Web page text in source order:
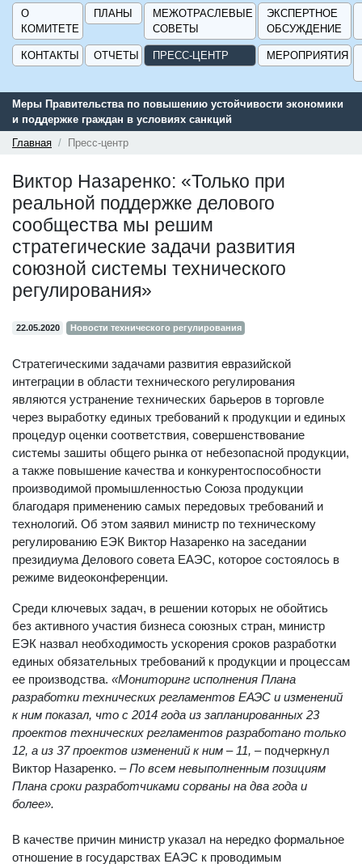
О
КОМИТЕТЕ
ПЛАНЫ
МЕЖОТРАСЛЕВЫЕ
СОВЕТЫ
ЭКСПЕРТНОЕ
ОБСУЖДЕНИЕ
КОНТАКТЫ ОТЧЕТЫ ПРЕСС-ЦЕНТР МЕРОПРИЯТИЯ
экономики Сервис поиска и подбора субсидий и мер
поддержки для предприятий - «Навигатор мер
ГИСП».
Главная Пресс-центр
Виктор Назаренко: «Только при
реальной поддержке делового
сообщества мы решим
стратегические задачи развития
союзной системы технического
регулирования»
22.05.2020 Новости технического регулирования
Стратегическими задачами развития евразийской
интеграции в области технического регулирования
являются устранение технических барьеров в торговле
через выработку единых требований к продукции и единых
процедур оценки соответствия, совершенствование
системы зашиты общего рынка от небезопасной продукции,
а также повышение качества и конкурентоспособности
производимой промышленностью Союза продукции
благодаря применению самых передовых требований и
технологий. Об этом заявил министр по техническому
регулированию ЕЭК Виктор Назаренко на заседании
президиума Делового совета ЕАЭС, которое состоялось в
режиме видеоконференции.
Среди ключевых задач, в решении которых не обойтись
без активного участия бизнеса союзных стран, министр
ЕЭК назвал необходимость ускорения сроков разработки
единых обязательных требований к продукции и процессам
ее производства. «Мониторинг исполнения Плана
разработки технических регламентов ЕАЭС и изменений
к ним показал, что с 2014 года из запланированных 23
проектов технических регламентов разработано только
12, а из 37 проектов изменений к ним – 11, – подчеркнул
Виктор Назаренко. –По всем невыполненным позициям
Плана сроки разработчиками сорваны на два года и
более».
В качестве причин министр указал на нередко формальное
отношение в государствах ЕАЭС к проводимым